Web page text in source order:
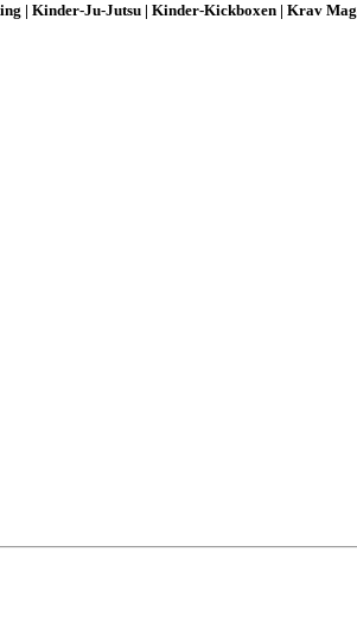
| Kinder-Ju-Jutsu | Kinder-Kickboxen | Krav